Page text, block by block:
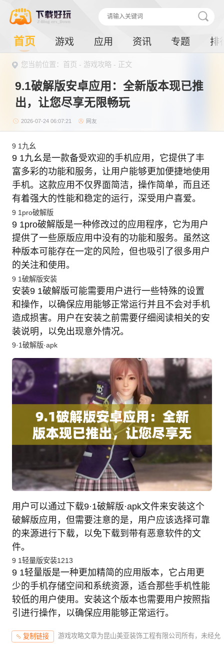
首页 游戏 应用 资讯 专题 排
您当前位置：首页 - 游戏攻略 - 正文
9.1破解版安卓应用：全新版本现已推
出，让您尽享无限畅玩
2026-07-24 06:07:21 网友
9 1九幺
9 1九幺是一款备受欢迎的手机应用，它提供了丰
富多彩的功能和服务，让用户能够更加便捷地使用
手机。这款应用不仅界面简洁，操作简单，而且还
有着强大的性能和稳定的运行，深受用户喜爱。
9 1pro破解版
9 1pro破解版是一种修改过的应用程序，它为用户
提供了一些原版应用中没有的功能和服务。虽然这
种版本可能存在一定的风险，但也吸引了很多用户
的关注和使用。
9 1破解版安装
安装9 1破解版可能需要用户进行一些特殊的设置
和操作，以确保应用能够正常运行并且不会对手机
造成损害。用户在安装之前需要仔细阅读相关的安
装说明，以免出现意外情况。
9·1破解版·apk
用户可以通过下载9·1破解版·apk文件来安装这个
破解版应用，但需要注意的是，用户应该选择可靠
的来源进行下载，以免下载到带有恶意软件的文
件。
9 1轻量版安装1213
9 1轻量版是一种更加精简的应用版本，它占用更
少的手机存储空间和系统资源，适合那些手机性能
较低的用户使用。安装这个版本也需要用户按照指
引进行操作，以确保应用能够正常运行。
复制链接 游戏攻略文章为昆山美亚装饰工程有限公司所有，未经允